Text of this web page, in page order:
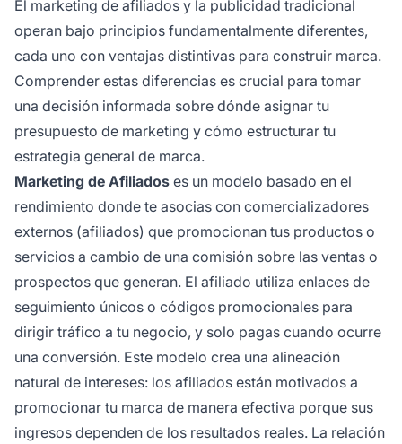
El marketing de afiliados y la publicidad tradicional
operan bajo principios fundamentalmente diferentes,
cada uno con ventajas distintivas para construir marca.
Comprender estas diferencias es crucial para tomar
una decisión informada sobre dónde asignar tu
presupuesto de marketing y cómo estructurar tu
estrategia general de marca.
Marketing de Afiliados es un modelo basado en el
rendimiento donde te asocias con comercializadores
externos (afiliados) que promocionan tus productos o
servicios a cambio de una comisión sobre las ventas o
prospectos que generan. El afiliado utiliza enlaces de
seguimiento únicos o códigos promocionales para
dirigir tráfico a tu negocio, y solo pagas cuando ocurre
una conversión. Este modelo crea una alineación
natural de intereses: los afiliados están motivados a
promocionar tu marca de manera efectiva porque sus
ingresos dependen de los resultados reales. La relación